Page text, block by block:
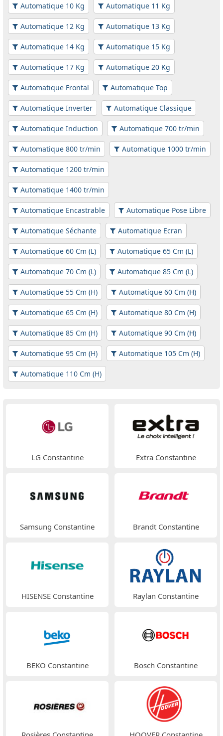
Automatique 10 Kg Automatique 11 Kg
Automatique 12 Kg Automatique 13 Kg
Automatique 14 Kg Automatique 15 Kg
Automatique 17 Kg Automatique 20 Kg
Automatique Frontal Automatique Top
Automatique Inverter Automatique Classique
Automatique Induction Automatique 700 tr/min
Automatique 800 tr/min Automatique 1000 tr/min
Automatique 1200 tr/min
Automatique 1400 tr/min
Automatique Encastrable Automatique Pose Libre
Automatique Séchante Automatique Ecran
Automatique 60 Cm (L) Automatique 65 Cm (L)
Automatique 70 Cm (L) Automatique 85 Cm (L)
Automatique 55 Cm (H) Automatique 60 Cm (H)
Automatique 65 Cm (H) Automatique 80 Cm (H)
Automatique 85 Cm (H) Automatique 90 Cm (H)
Automatique 95 Cm (H) Automatique 105 Cm (H)
Automatique 110 Cm (H)
LG Constantine Extra Constantine
Samsung Constantine Brandt Constantine
HISENSE Constantine Raylan Constantine
BEKO Constantine Bosch Constantine